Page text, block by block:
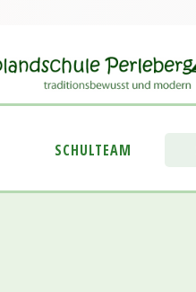
SCHULTEAM